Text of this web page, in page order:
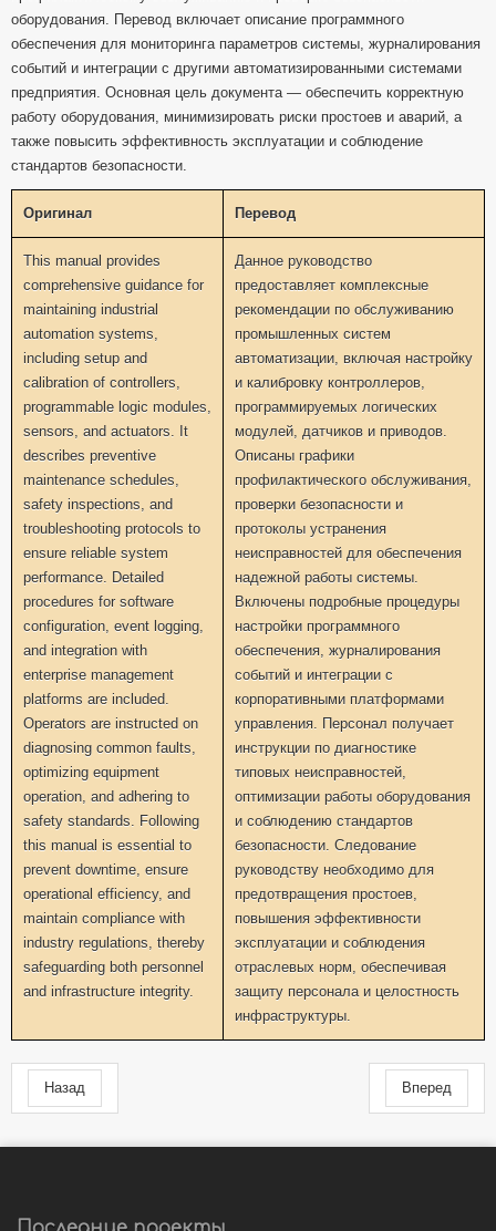
оборудования. Перевод включает описание программного
обеспечения для мониторинга параметров системы, журналирования
событий и интеграции с другими автоматизированными системами
предприятия. Основная цель документа — обеспечить корректную
работу оборудования, минимизировать риски простоев и аварий, а
также повысить эффективность эксплуатации и соблюдение
стандартов безопасности.
Оригинал Перевод
This manual provides
comprehensive guidance for
maintaining industrial
automation systems,
including setup and
calibration of controllers,
programmable logic modules,
sensors, and actuators. It
describes preventive
maintenance schedules,
safety inspections, and
troubleshooting protocols to
ensure reliable system
performance. Detailed
procedures for software
configuration, event logging,
and integration with
enterprise management
platforms are included.
Operators are instructed on
diagnosing common faults,
optimizing equipment
operation, and adhering to
safety standards. Following
this manual is essential to
prevent downtime, ensure
operational efficiency, and
maintain compliance with
industry regulations, thereby
safeguarding both personnel
and infrastructure integrity.
Данное руководство
предоставляет комплексные
рекомендации по обслуживанию
промышленных систем
автоматизации, включая настройку
и калибровку контроллеров,
программируемых логических
модулей, датчиков и приводов.
Описаны графики
профилактического обслуживания,
проверки безопасности и
протоколы устранения
неисправностей для обеспечения
надежной работы системы.
Включены подробные процедуры
настройки программного
обеспечения, журналирования
событий и интеграции с
корпоративными платформами
управления. Персонал получает
инструкции по диагностике
типовых неисправностей,
оптимизации работы оборудования
и соблюдению стандартов
безопасности. Следование
руководству необходимо для
предотвращения простоев,
повышения эффективности
эксплуатации и соблюдения
отраслевых норм, обеспечивая
защиту персонала и целостность
инфраструктуры.
Назад Вперед